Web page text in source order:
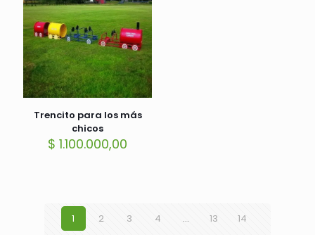
Trencito para los más
chicos
$ 1.100.000,00
1 2 3 4 … 13
14